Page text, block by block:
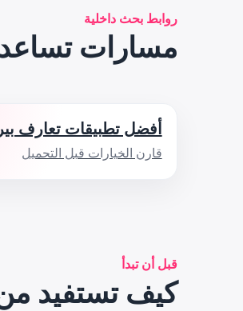
روابط بحث داخلية
مسارات تساعد
أفضل تطبيقات تعارف
قارن الخيارات قبل التحميل
قبل أن تبدأ
كيف تستفيد